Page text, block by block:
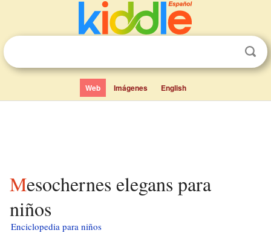
Web Imágenes English
Mesochernes elegans para
niños
Enciclopedia para niños